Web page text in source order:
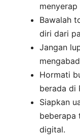
Bawalah
diri dari
Jangan
Hormati
berada di
Siapkan
beberapa
digital.